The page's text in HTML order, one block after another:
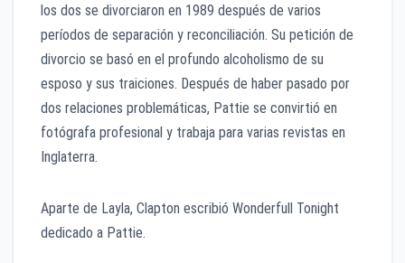
los dos se divorciaron en 1989 después de varios
períodos de separación y reconciliación. Su petición de
divorcio se basó en el profundo alcoholismo de su
esposo y sus traiciones. Después de haber pasado por
dos relaciones problemáticas, Pattie se convirtió en
fotógrafa profesional y trabaja para varias revistas en
Inglaterra.
Aparte de Layla, Clapton escribió Wonderfull Tonight
dedicado a Pattie.